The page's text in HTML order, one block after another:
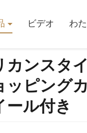
ビデオ わ
カンスタ
ッピング
ール付き